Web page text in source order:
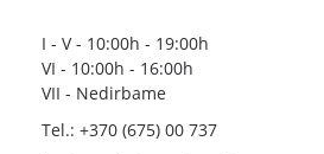
I - V - 10:00h - 19:00h
VI - 10:00h - 16:00h
VII - Nedirbame
Tel.: +370 (675) 00 737